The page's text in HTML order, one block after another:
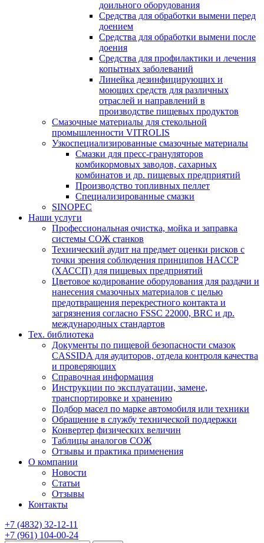
доильного оборудования
Средства для обработки вымени перед
доением
Средства для обработки вымени после
доения
Средства для профилактики и лечения
копытных заболеваний
Линейка дезинфицирующих и
моющих средств для различных
отраслей и направлений в
производстве пищевых продуктов
Смазочные материалы для стекольной
промышленности VITROLIS
Узкоспециализированные смазочные материалы
Смазки для пресс-грануляторов
комбикормовых заводов, сахарных
комбинатов и др. пищевых предприятий
Производство топливных пеллет
Специализированные смазки
SINOPEC
Наши услуги
Профессиональная очистка, мойка и заправка
системы СОЖ станков
Технический аудит на предмет оценки рисков с
точки зрения соблюдения принципов HACCP
(ХАССП) для пищевых предприятий
Цветовое кодирование оборудования для раздачи и
нанесения смазочных материалов с целью
предотвращения перекрестного контакта и
загрязнения согласно FSSC 22000, BRC и др.
международных стандартов
Тех. библиотека
Документы по пищевой безопасности смазок
CASSIDA для аудиторов, отдела контроля качества
и проверяющих
Справочная информация
Инструкции по эксплуатации, замене,
транспортировке и хранению
Подбор масел по марке автомобиля или техники
Обращение в службу технической поддержки
Конвертер физических величин
Таблицы аналогов СОЖ
Отзывы и практика применения
О компании
Новости
Статьи
Отзывы
Контакты
+7 (4832) 32-12-11
+7 (961) 104-00-24